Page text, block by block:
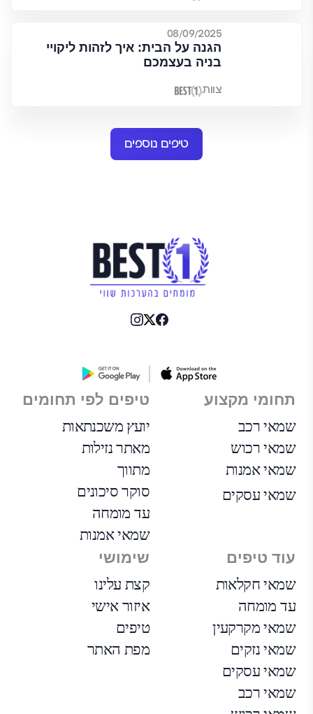
08/09/2025
הגנה על הבית: איך לזהות ליקויי
בניה בעצמכם
צוות
טיפים נוספים
תחומי מקצוע
שמאי רכב
שמאי רכוש
שמאי אמנות
שמאי עסקים
טיפים לפי תחומים
יועץ משכנתאות
מאתר נזילות
מתווך
סוקר סיכונים
עד מומחה
שמאי אמנות
עוד טיפים
שמאי חקלאות
עד מומחה
שמאי מקרקעין
שמאי נזקים
שמאי עסקים
שמאי רכב
שימושי
קצת עלינו
איזור אישי
טיפים
מפת האתר